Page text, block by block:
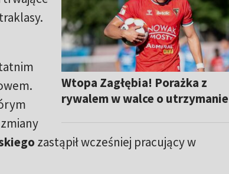
Wtopa Zagłębia! Porażka z
rywalem w walce o utrzymanie
zastąpił wcześniej pracujący w